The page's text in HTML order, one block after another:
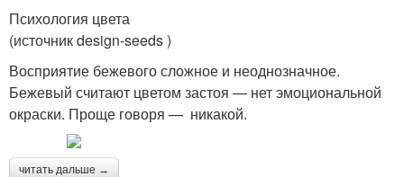
Психология цвета
(источник design-seeds )
Восприятие бежевого сложное и неоднозначное.
Бежевый считают цветом застоя — нет эмоциональной
окраски. Проще говоря — никакой.
читать дальше →